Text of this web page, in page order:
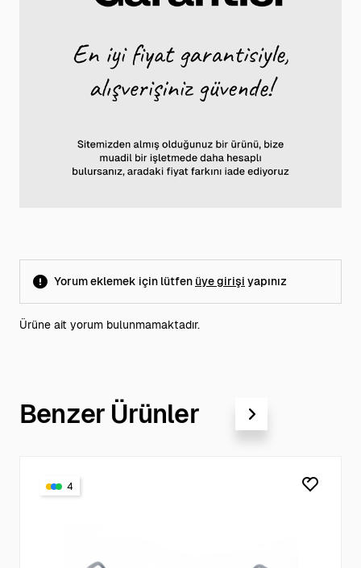
Yorum eklemek için lütfen üye girişi yapınız
Ürüne ait yorum bulunmamaktadır.
Benzer Ürünler
4